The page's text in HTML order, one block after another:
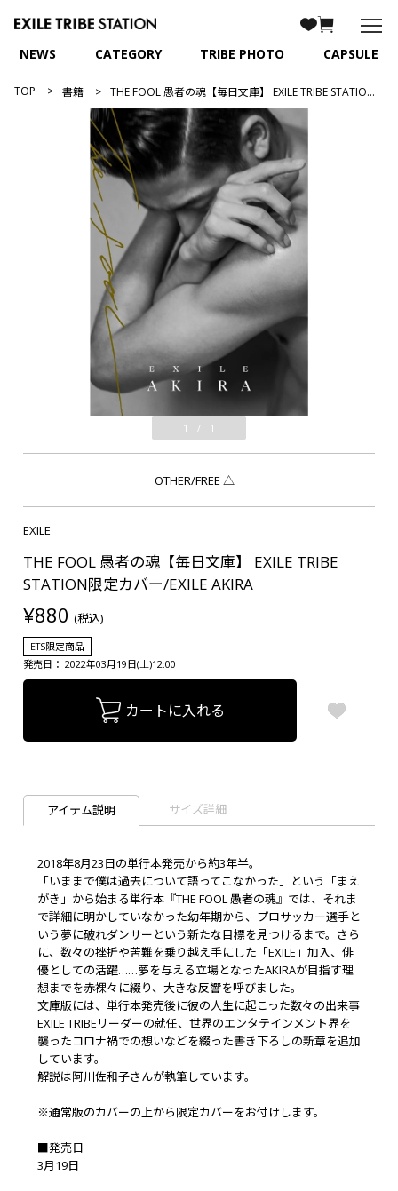
NEWS CATEGORY TRIBE PHOTO CAPSULE
TOP 書籍 THE FOOL 愚者の魂【毎日文庫】 EXILE TRIBE STATION限定カバー/EXILE AKIRA
1 / 1
OTHER/FREE △
EXILE
THE FOOL 愚者の魂【毎日文庫】 EXILE TRIBE
STATION限定カバー/EXILE AKIRA
¥880 (税込)
ETS限定商品
発売日： 2022年03月19日(土)12:00
カートに入れる
アイテム説明 サイズ詳細
2018年8月23日の単行本発売から約3年半。
「いままで僕は過去について語ってこなかった」という「まえ
がき」から始まる単行本『THE FOOL 愚者の魂』では、それま
で詳細に明かしていなかった幼年期から、プロサッカー選手と
いう夢に破れダンサーという新たな目標を見つけるまで。さら
に、数々の挫折や苦難を乗り越え手にした「EXILE」加入、俳
優としての活躍……夢を与える立場となったAKIRAが目指す理
想までを赤裸々に綴り、大きな反響を呼びました。
文庫版には、単行本発売後に彼の人生に起こった数々の出来事
――EXILE TRIBEリーダーの就任、世界のエンタテインメント界を
襲ったコロナ禍での想いなどを綴った書き下ろしの新章を追加
しています。
解説は阿川佐和子さんが執筆しています。
※通常版のカバーの上から限定カバーをお付けします。
■発売日
3月19日